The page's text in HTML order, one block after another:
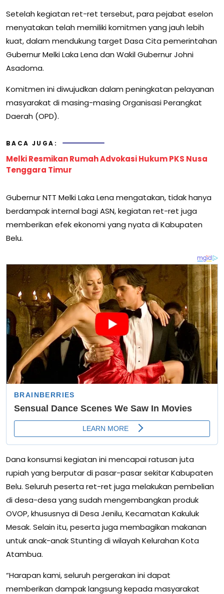
Setelah kegiatan ret-ret tersebut, para pejabat eselon
menyatakan telah memiliki komitmen yang jauh lebih
kuat, dalam mendukung target Dasa Cita pemerintahan
Gubernur Melki Laka Lena dan Wakil Gubernur Johni
Asadoma.
Komitmen ini diwujudkan dalam peningkatan pelayanan
masyarakat di masing-masing Organisasi Perangkat
Daerah (OPD).
BACA JUGA:
Melki Resmikan Rumah Advokasi Hukum PKS Nusa
Tenggara Timur
Gubernur NTT Melki Laka Lena mengatakan, tidak hanya
berdampak internal bagi ASN, kegiatan ret-ret juga
memberikan efek ekonomi yang nyata di Kabupaten
Belu.
Dana konsumsi kegiatan ini mencapai ratusan juta
rupiah yang berputar di pasar-pasar sekitar Kabupaten
Belu. Seluruh peserta ret-ret juga melakukan pembelian
di desa-desa yang sudah mengembangkan produk
OVOP, khususnya di Desa Jenilu, Kecamatan Kakuluk
Mesak. Selain itu, peserta juga membagikan makanan
untuk anak-anak Stunting di wilayah Kelurahan Kota
Atambua.
“Harapan kami, seluruh pergerakan ini dapat
memberikan dampak langsung kepada masyarakat